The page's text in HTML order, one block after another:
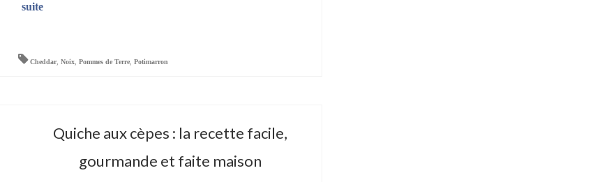
suite­­
Cheddar,Noix ,Pommes de Terre ,Potimarron
Quiche aux cèpes : la recette facile,
gourmande et faite maison